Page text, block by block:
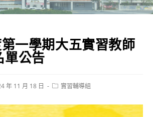
一學期大五實習教師
單公告
年 11 月 18 日
Post實習輔導組